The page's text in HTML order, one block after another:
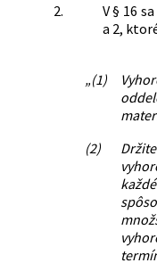
2.
V § 16
a 2,
„(1)
(2)